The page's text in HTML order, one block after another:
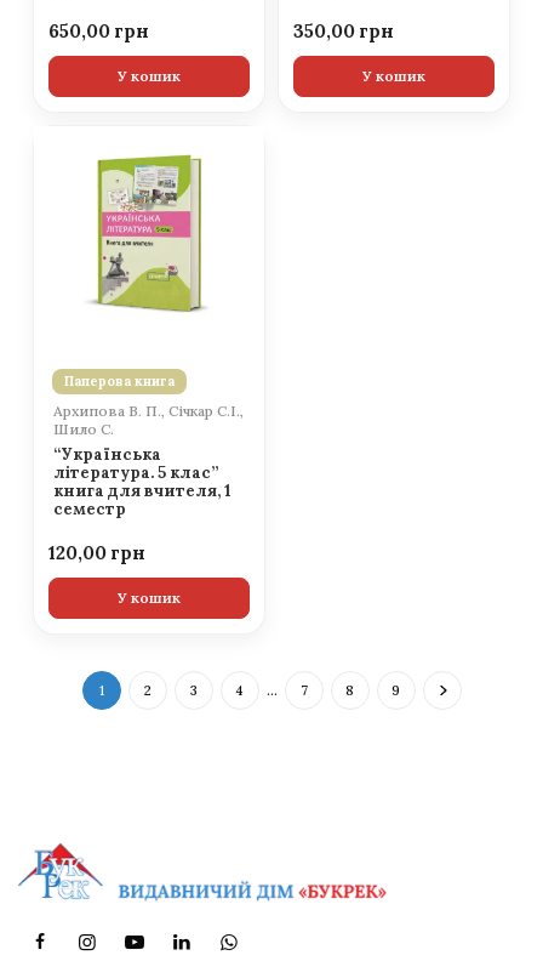
650,00
У кошик
350,00
У кошик
Паперова книга
Архипова В. П., Січкар С.І.,
Шило С.
“Українська
література. 5 клас”
книга для вчителя, 1
семестр
120,00
У кошик
1 2 3 4 … 7 8 9